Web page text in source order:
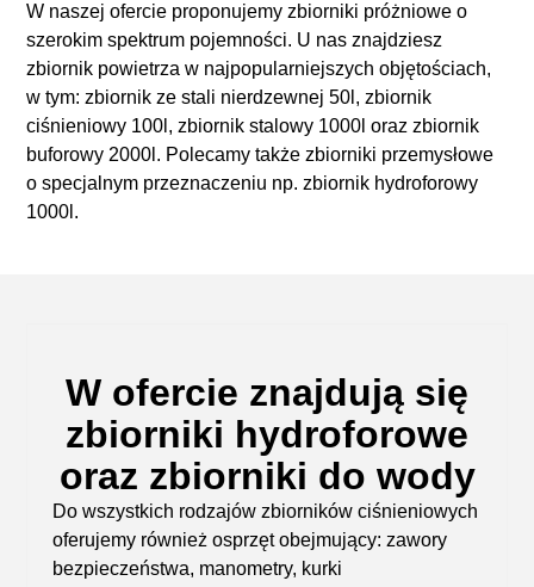
W naszej ofercie proponujemyzbiorniki próżniowe o
szerokim spektrum pojemności. U nas znajdziesz
zbiornik powietrza w najpopularniejszych objętościach,
w tym: zbiornik ze stali nierdzewnej 50l, zbiornik
ciśnieniowy 100l, zbiornik stalowy 1000l oraz zbiornik
buforowy 2000l. Polecamy także zbiorniki przemysłowe
o specjalnym przeznaczeniu np. zbiornik hydroforowy
1000l.
W ofercie znajdują się
zbiorniki hydroforowe
oraz zbiorniki do wody
Do wszystkich rodzajów zbiorników ciśnieniowych
oferujemy również osprzęt obejmujący: zawory
bezpieczeństwa, manometry, kurki